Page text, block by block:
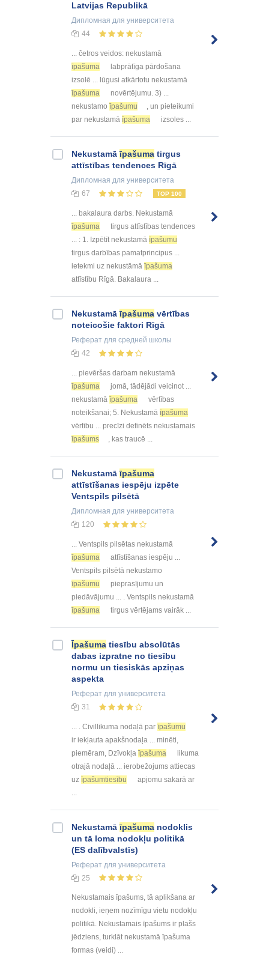
Latvijas Republikā
Дипломная для университета
44
... četros veidos: nekustamā
īpašuma
labprātīga pārdošana
izsolē ... lūgusi atkārtotu nekustamā
īpašuma
novērtējumu. 3) ...
nekustamo īpašumu
, un pieteikumi
par nekustamā īpašuma izsoles ...
Nekustamāīpašuma tirgus
attīstības tendences Rīgā
Дипломная для университета
67
TOP 100
... bakalaura darbs. Nekustamā
īpašuma
tirgus attīstības tendences
... : 1. Izpētīt nekustamā īpašumu
tirgus darbības pamatprincipus ...
ietekmi uz nekustāmā īpašuma
attīstību Rīgā. Bakalaura ...
Nekustamāīpašuma vērtības
noteicošie faktori Rīgā
Реферат для средней школы
42
... pievēršas darbam nekustamā
īpašuma
jomā, tādējādi veicinot ...
nekustamā īpašuma
vērtības
noteikšanai; 5. Nekustamā īpašuma
vērtību ... precīzi definēts nekustamais
īpašums
, kas traucē ...
Nekustamāīpašuma
attīstīšanas iespēju izpēte
Ventspils pilsētā
Дипломная для университета
120
... Ventspils pilsētas nekustamā
īpašuma
attīstīšanas iespēju ...
Ventspils pilsētā nekustamo
īpašumu
pieprasījumu un
piedāvājumu ... . Ventspils nekustamā
īpašuma
tirgus vērtējams vairāk ...
Īpašuma tiesību absolūtās
dabas izpratne no tiesību
normu un tiesiskās apziņas
aspekta
Реферат для университета
31
... . Civillikuma nodaļā par īpašumu
ir iekļauta apakšnodaļa ... minēti,
piemēram, Dzīvokļa īpašuma
likuma
otrajā nodaļā ... ierobežojums attiecas
uz īpašumtiesību
apjomu sakarā ar
Nekustamāīpašuma nodoklis
un tā loma nodokļu politikā
(ES dalībvalstīs)
Реферат для университета
25
Nekustamais īpašums, tā aplikšana ar
nodokli, ieņem nozīmīgu vietu nodokļu
politikā. Nekustamais īpašums ir plašs
jēdziens, turklāt nekustamā īpašuma
formas (veidi) ...